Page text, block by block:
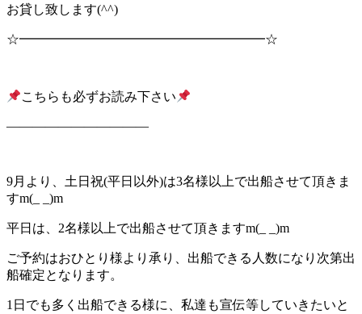
お貸し致します(^^)
☆━━━━━━━━━━━━━━━━━━━☆
こちらも必ずお読み下さい
———————————
9月より、土日祝(平日以外)は3名様以上で出船させて頂きま
すm(_ _)m
平日は、2名様以上で出船させて頂きますm(_ _)m
ご予約はおひとり様より承り、出船できる人数になり次第出
船確定となります。
1日でも多く出船できる様に、私達も宣伝等していきたいと